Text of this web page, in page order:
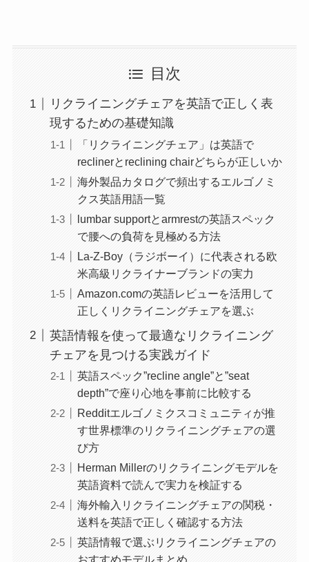
目次
リクライニングチェアを英語で正しく表
現するための基礎知識
「リクライニングチェア」は英語で
reclinerとreclining chairどちらが正しいか
海外製品カタログで頻出するエルゴノミ
クス英語用語一覧
lumbar supportとarmrestの英語スペック
で腰への負荷を見極める方法
La-Z-Boy（ラジボーイ）に代表される欧
米高級リクライナーブランドの実力
Amazon.comの英語レビューを活用して
正しくリクライニングチェアを選ぶ
英語情報を使って最適なリクライニング
チェアを見つける実践ガイド
英語スペック”recline angle”と”seat
depth”で座り心地を事前に比較する
Redditエルゴノミクスコミュニティが推
す世界標準のリクライニングチェアの選
び方
Herman Millerのリクライニングモデルを
英語資料で読んで実力を検証する
海外輸入リクライニングチェアの関税・
送料を英語で正しく確認する方法
英語情報で選ぶリクライニングチェアの
おすすめモデルまとめ